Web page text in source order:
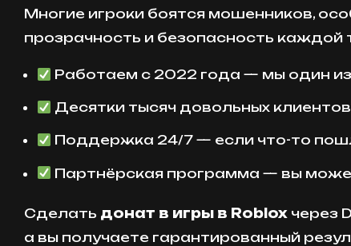
Многие игроки боятся мошенников,
прозрачность и безопасность
Работаем с 2022 года — мы один
Десятки тысяч довольных
Поддержка 24/7 — если что-то
Партнёрская программа — вы
Сделать донат в игры в Roblox через
а вы получаете гарантированный